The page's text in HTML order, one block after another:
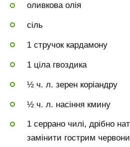
оливкова олія
сіль
1 стручок кардамону
1 ціла гвоздика
½ ч. л. зерен коріандру
½ ч. л. насіння кмину
1 серрано чилі, дрібно
замінити гострим